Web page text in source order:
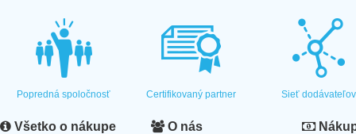
Popredná spoločnosť Certifikovaný partner Sieť dodávateľov
Všetko o nákupe O nás